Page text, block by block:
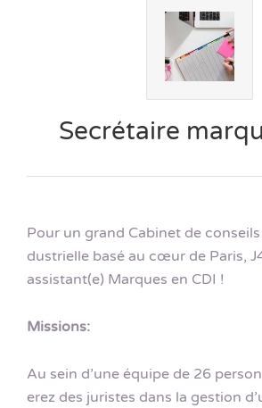
Secrétaire
Pour un grand Cabinet de
dustrielle basé au cœur de Paris,
assistant(e) Marques en CDI !
Missions:
Au sein d’une équipe de 26
erez des juristes dans la gestion